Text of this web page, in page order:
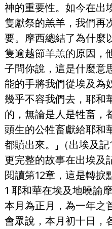
神的重要性。如今在出
隻獻祭的羔羊，我們再
要。摩西總結了為什麼
隻逾越節羊羔的原因，
子問你說，這是什麼意
能的手將我們從埃及為
幾乎不容我們去，耶和
的，無論是人是牲畜，
頭生的公牲畜獻給耶和
都贖出來。⸥（出埃及記
更完整的故事在出埃及
閱讀第12章，這是轉捩
1 耶和華在埃及地曉諭
本月為正月，為一年之
會眾說，本月初十日，